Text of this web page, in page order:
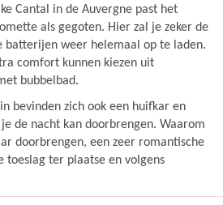
Cantal in de Auvergne past het
als gegoten. Hier zal je zeker de
batterijen weer helemaal op te laden.
comfort kunnen kiezen uit
bubbelbad.
bevinden zich ook een huifkar en
de nacht kan doorbrengen. Waarom
doorbrengen, een zeer romantische
toeslag ter plaatse en volgens